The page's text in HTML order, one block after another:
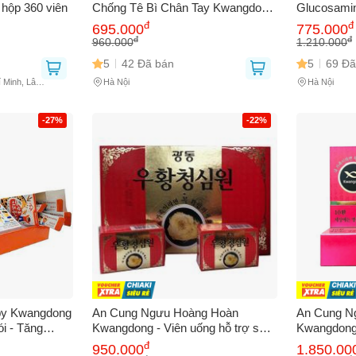
360 viên
Lâm
Chống Tê Bì Chân Tay Kwangdong
120v - Bổ Sung Sức Khỏe Xương
Khớp Tự Nhiên
695.000đ
960.000đ
5 42 Đã bán
Hà Nội
xương
viên,
775.000đ
1.210.000đ
5 69
Hà Nội
-27%
Kwangdong
- Tăng
năng
-22%
An Cung Ngưu Hoàng Hoàn
Kwangdong - Viên uống hỗ trợ sức
khỏe não bộ, nội địa Hàn Quốc, 10
950.000đ
An Cung
Phẩm Bảo
GỬI BÁO LỖI